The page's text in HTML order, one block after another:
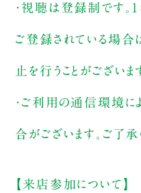
・視聴は登録制です。
ご登録されている場合
止を行うことがございま
・ご利用の通信環境に
合がございます。ご了承
【来店参加について】